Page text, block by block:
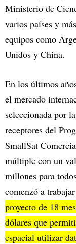
Ministerio de
varios países y
equipos como
Unidos y China.
En los últimos
el mercado
seleccionada por
receptores del
SmallSat
múltiple con un
millones para
comenzó a
proyecto de 18
dólares que
espacial utilizar